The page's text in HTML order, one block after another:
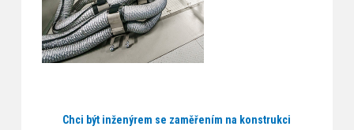
Chci být inženýrem se zaměřením na konstrukci